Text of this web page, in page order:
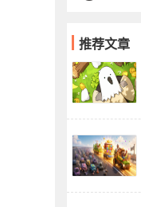
推荐文章